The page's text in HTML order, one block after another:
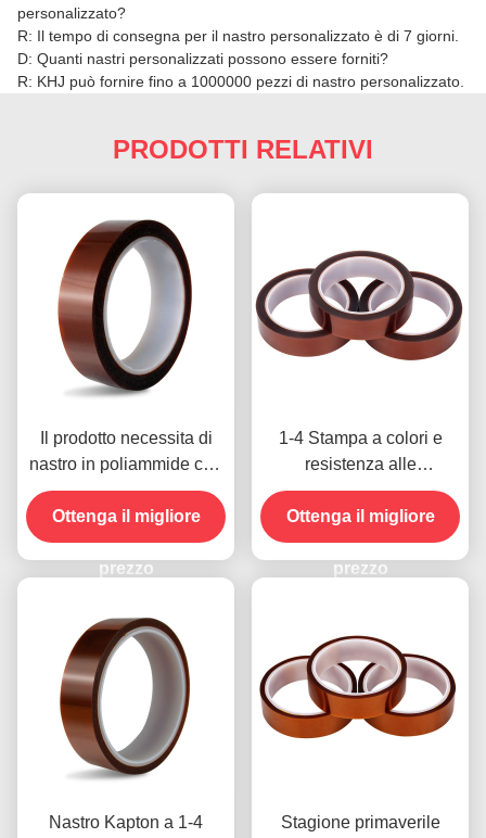
personalizzato?
R: Il tempo di consegna per il nastro personalizzato è di 7 giorni.
D: Quanti nastri personalizzati possono essere forniti?
R: KHJ può fornire fino a 1000000 pezzi di nastro personalizzato.
PRODOTTI RELATIVI
Il prodotto necessita di
nastro in poliammide con
resistenza alla tensione
di 1000V
Ottenga il migliore
prezzo
1-4 Stampa a colori e
resistenza alle
temperature -10C-80C
Metodo di pagamento con
carta di credito per
modelli precedenti
Ottenga il migliore
prezzo
Nastro Kapton a 1-4
Stagione primaverile